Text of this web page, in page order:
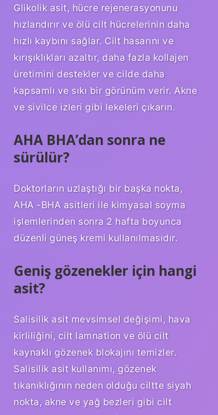
Glikolik asit, hücre rejenerasyonunu
hızlandırır ve ölü cilt hücrelerinin daha
hızlı kaybını sağlar. Cilt hasarını ve
kırışıklıkları azaltır, daha fazla kollajen
üretimini destekler ve cilde daha
kapsamlı ve sıkı bir görünüm verir. Akne
ve sivilce izleri gibi lekeleri çıkarın.
AHA BHA’dan sonra ne
sürülür?
Doktorların uzlaştığı bir başka nokta,
AHA -BHA asitleri ile kimyasal soyma
işlemlerinden sonra 2 hafta boyunca
düzenli güneş kremi kullanılmasıdır.
Geniş gözenekler için hangi
asit?
Salisilik asit mevsimsel değişimi, hava
kirliliğini, cilt lamnation ve ölü cilt
kaynaklı gözenek blokajını temizler.
Salisilik asit kullanımı, gözenek
tıkanıklığının neden olduğu ciltte siyah
nokta, akne ve yağ bezleri gibi cilt